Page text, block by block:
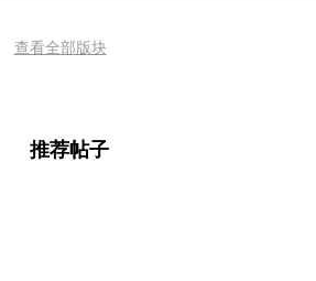
查看全部版块
推荐帖子